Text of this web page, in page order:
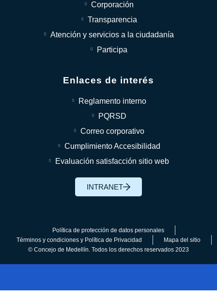
Corporación
Transparencia
Atención y servicios a la ciudadanía
Participa
Enlaces de interés
Reglamento interno
PQRSD
Correo corporativo
Cumplimiento Accesibilidad
Evaluación satisfacción sitio web
INTRANET
Política de protección de datos personales
Términos y condiciones y Política de Privacidad
Mapa del sitio
© Concejo de Medellín. Todos los derechos reservados 2023